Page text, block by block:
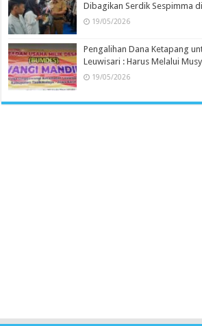
Dibagikan Serdik Sespimma
19/05/2026
Pengalihan Dana Ketapang
Leuwisari : Harus Melalui
19/05/2026